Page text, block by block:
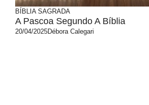
BÍBLIA SAGRADA
A Pascoa Segundo A Bíblia
20/04/2025Débora Calegari